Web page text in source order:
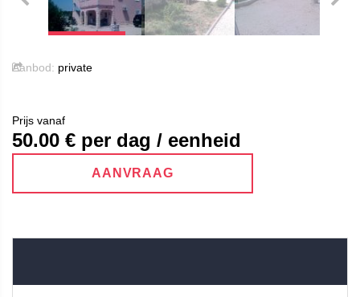
Aanbod: private
Prijs vanaf
50.00 € per dag / eenheid
AANVRAAG